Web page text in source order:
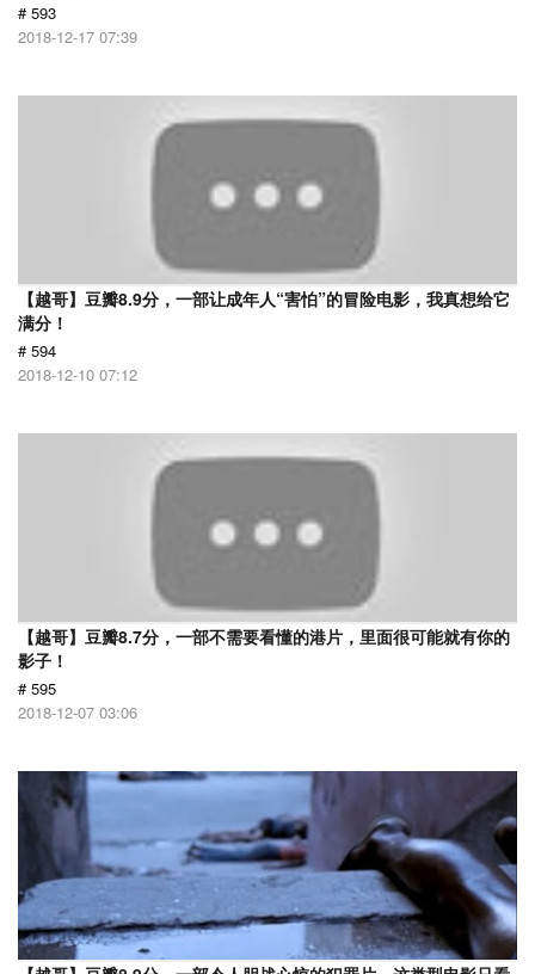
# 593
2018-12-17 07:39
【越哥】豆瓣8.9分，一部让成年人“害怕”的冒险电影，我真想给它
满分！
# 594
2018-12-10 07:12
【越哥】豆瓣8.7分，一部不需要看懂的港片，里面很可能就有你的
影子！
# 595
2018-12-07 03:06